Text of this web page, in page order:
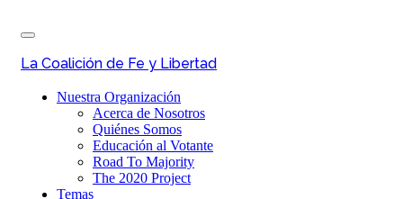
Skip
main
Toggle
navigation
La Coalición de Fe y Libertad
Nuestra Organización
Acerca de Nosotros
Quiénes Somos
Educación al Votante
Road To Majority
The 2020 Project
Temas